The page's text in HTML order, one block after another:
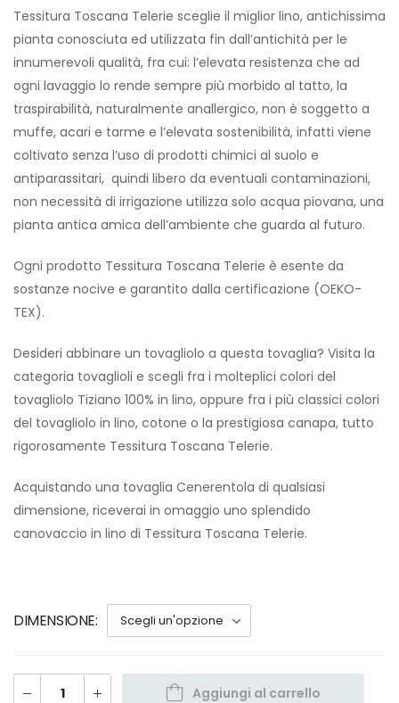
Tessitura Toscana Telerie sceglie il miglior lino, antichissima
pianta conosciuta ed utilizzata fin dall’antichità per le
innumerevoli qualità, fra cui: l’elevata resistenza che ad
ogni lavaggio lo rende sempre più morbido al tatto, la
traspirabilità, naturalmente anallergico, non è soggetto a
muffe, acari e tarme e l’elevata sostenibilità, infatti viene
coltivato senza l’uso di prodotti chimici al suolo e
antiparassitari, quindi libero da eventuali contaminazioni,
non necessità di irrigazione utilizza solo acqua piovana, una
pianta antica amica dell’ambiente che guarda al futuro.
Ogni prodotto Tessitura Toscana Telerie è esente da
sostanze nocive e garantito dalla certificazione (OEKO-
TEX).
Desideri abbinare un tovagliolo a questa tovaglia? Visita la
categoria tovaglioli e scegli fra i molteplici colori del
tovagliolo Tiziano 100% in lino, oppure fra i più classici colori
del tovagliolo in lino, cotone o la prestigiosa canapa, tutto
rigorosamente Tessitura Toscana Telerie.
Acquistando una tovaglia Cenerentola di qualsiasi
dimensione, riceverai in omaggio uno splendido
canovaccio in lino di Tessitura Toscana Telerie.
DIMENSIONE
Aggiungi al carrello